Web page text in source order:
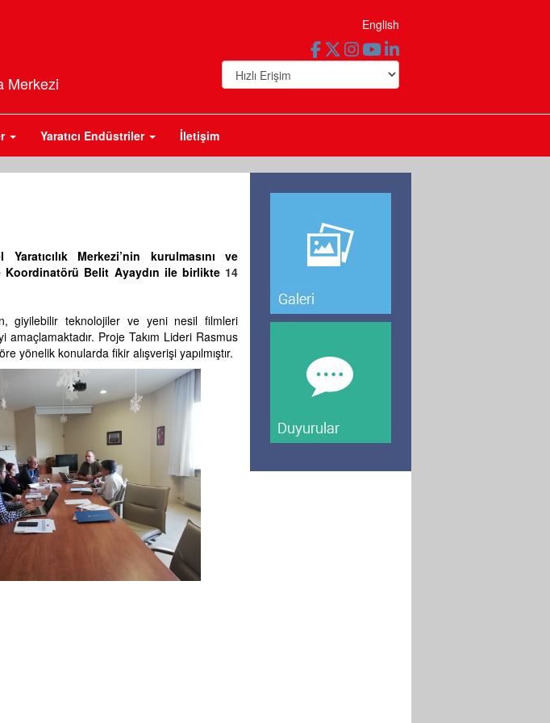
English
Merkezi
Yaratıcı Endüstriler İletişim
Merkezi’nin kurulmasını ve
Koordinatörü Belit Ayaydın ile birlikte 14
giyilebilir teknolojiler ve yeni nesil filmleri
amaçlamaktadır. Proje Takım Lideri Rasmus
yönelik konularda fikir alışverişi yapılmıştır.